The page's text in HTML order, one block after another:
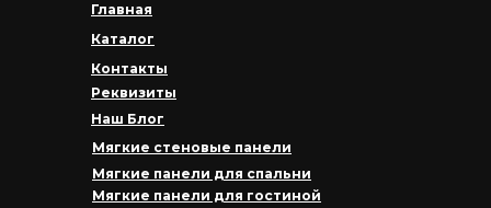
Мягкие стеновые панели
Мягкие панели для гостиной
Мягкие панели для спальни
Главная
Каталог
Контакты
Реквизиты
Наш Блог